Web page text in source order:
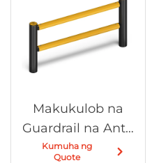
Makukulob na
Guardrail na Anti-
aksidente
Kumuha ng
Quote